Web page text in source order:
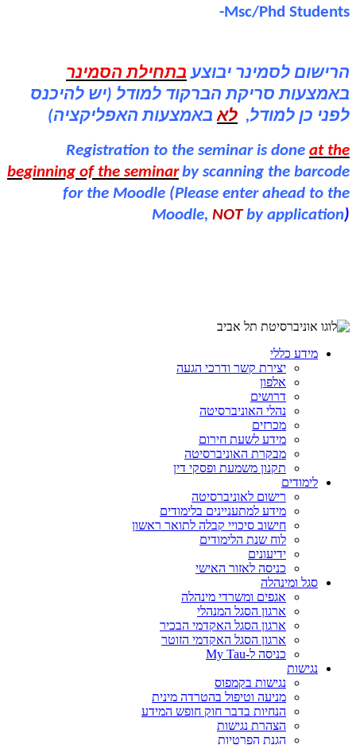
Msc/Phd Students-
הרישום לסמינר יבוצע בתחילת הסמינר
באמצעות סריקת הברקוד למודל (יש להיכנס
לפני כן למודל, לא באמצעות האפליקציה)
Registration to the seminar is done at the
beginning of the seminarby scanning the barcode
for the Moodle (Please enter ahead to the
Moodle, NOTby application)
מידע כללי
יצירת קשר ודרכי הגעה
אלפון
דרושים
נהלי האוניברסיטה
מכרזים
מידע לשעת חירום
מבקרת האוניברסיטה
תקנון משמעת ופסקי דין
לימודים
רישום לאוניברסיטה
מידע למתעניינים בלימודים
חישוב סיכויי קבלה לתואר ראשון
לוח שנת הלימודים
ידיעונים
כניסה לאזור האישי
סגל ומינהלה
אגפים ומשרדי מינהלה
ארגון הסגל המנהלי
ארגון הסגל האקדמי הבכיר
ארגון הסגל האקדמי הזוטר
כניסה ל-My Tau
נגישות
נגישות בקמפוס
מניעה וטיפול בהטרדה מינית
הנחיות בדבר חוק חופש המידע
הצהרת נגישות
הגנת הפרטיות